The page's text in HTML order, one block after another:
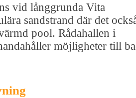
vid långgrunda Vita
sandstrand där det
pool. Rådahallen i
möjligheter till